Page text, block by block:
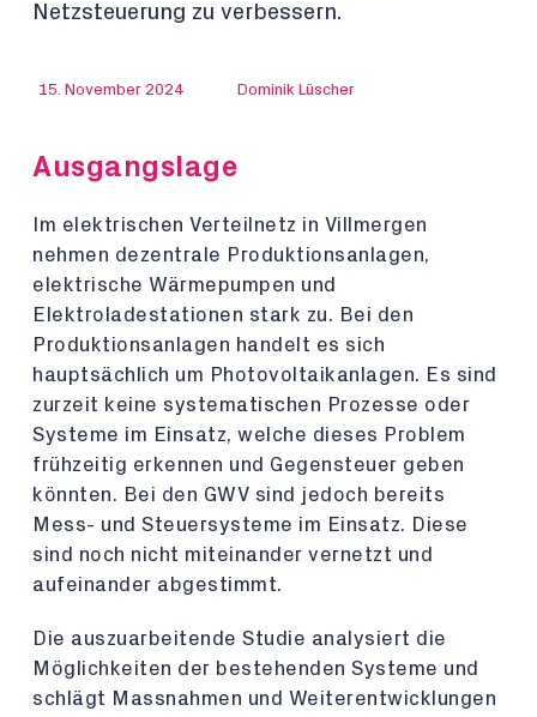
Netzsteuerung zu verbessern.
15. November 2024 Dominik Lüscher
Ausgangslage
Im elektrischen Verteilnetz in Villmergen
nehmen dezentrale Produktionsanlagen,
elektrische Wärmepumpen und
Elektroladestationen stark zu. Bei den
Produktionsanlagen handelt es sich
hauptsächlich um Photovoltaikanlagen. Es sind
zurzeit keine systematischen Prozesse oder
Systeme im Einsatz, welche dieses Problem
frühzeitig erkennen und Gegensteuer geben
könnten. Bei den GWV sind jedoch bereits
Mess- und Steuersysteme im Einsatz. Diese
sind noch nicht miteinander vernetzt und
aufeinander abgestimmt.
Die auszuarbeitende Studie analysiert die
Möglichkeiten der bestehenden Systeme und
schlägt Massnahmen und Weiterentwicklungen